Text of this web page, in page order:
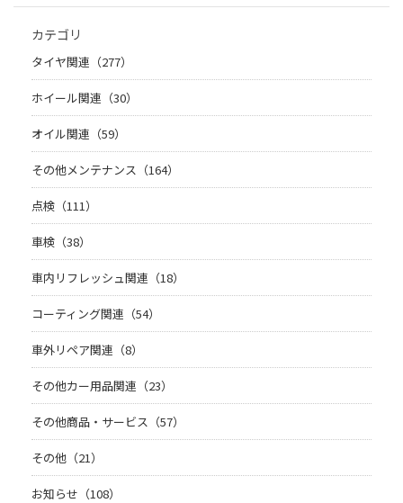
カテゴリ
タイヤ関連（277）
ホイール関連（30）
オイル関連（59）
その他メンテナンス（164）
点検（111）
車検（38）
車内リフレッシュ関連（18）
コーティング関連（54）
車外リペア関連（8）
その他カー用品関連（23）
その他商品・サービス（57）
その他（21）
お知らせ（108）